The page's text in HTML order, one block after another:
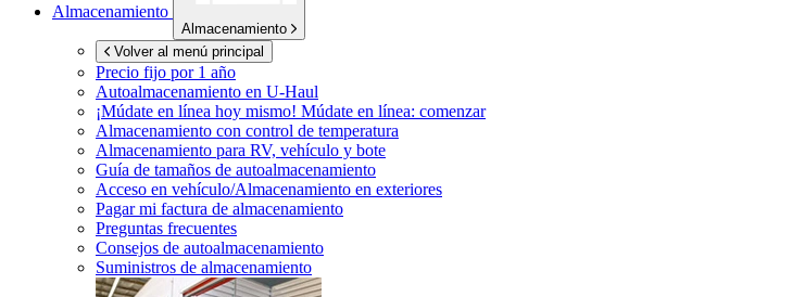
Almacenamiento
Almacenamiento
Volver al menú principal
Precio fijo por 1 año
Autoalmacenamiento en U-Haul
¡Múdate en línea hoy mismo! Múdate en línea: comenzar
Almacenamiento con control de temperatura
Almacenamiento para RV, vehículo y bote
Guía de tamaños de autoalmacenamiento
Acceso en vehículo/Almacenamiento en exteriores
Pagar mi factura de almacenamiento
Preguntas frecuentes
Consejos de autoalmacenamiento
Suministros de almacenamiento